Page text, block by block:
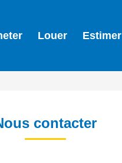
Louer Estimer
contacter